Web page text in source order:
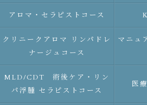
アロマ・セラピストコース
クリニークアロマ リンパドレ
ナージュコース
マニュ
MLD/CDT 術後ケア・リン
パ浮腫 セラピストコース
医